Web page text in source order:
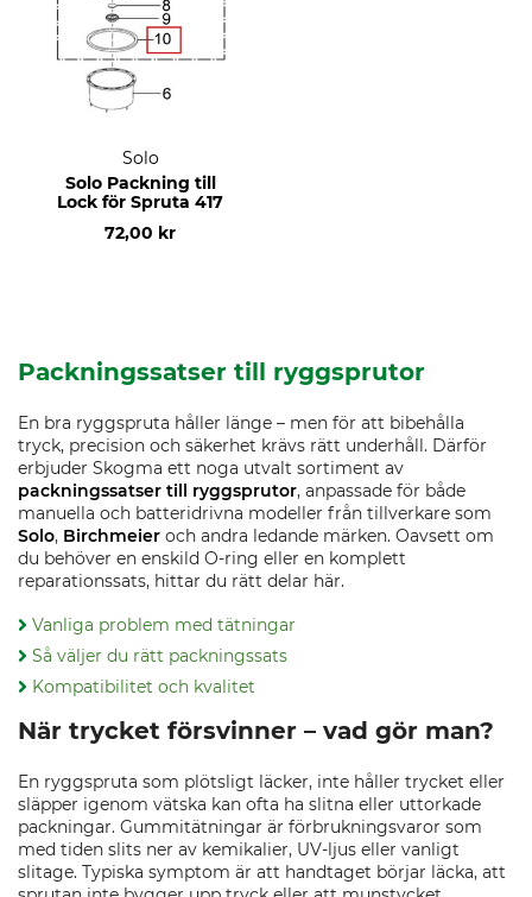
Solo
Solo Packning till
Lock för Spruta 417
72,00 kr
Packningssatser till ryggsprutor
En bra ryggspruta håller länge – men för att bibehålla
tryck, precision och säkerhet krävs rätt underhåll. Därför
erbjuder Skogma ett noga utvalt sortiment av
packningssatser till ryggsprutor, anpassade för både
manuella och batteridrivna modeller från tillverkare som
Solo, Birchmeier och andra ledande märken. Oavsett om
du behöver en enskild O-ring eller en komplett
reparationssats, hittar du rätt delar här.
Vanliga problem med tätningar
Så väljer du rätt packningssats
Kompatibilitet och kvalitet
När trycket försvinner – vad gör man?
En ryggspruta som plötsligt läcker, inte håller trycket eller
släpper igenom vätska kan ofta ha slitna eller uttorkade
packningar. Gummitätningar är förbrukningsvaror som
med tiden slits ner av kemikalier, UV-ljus eller vanligt
slitage. Typiska symptom är att handtaget börjar läcka, att